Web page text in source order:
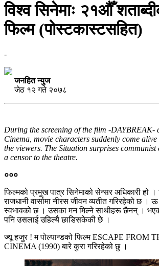
विश्व सिनेमाः २१औँ
फिल्म (पोस्टकास्टसहित)
-
जनहित न्युज
जेठ १२ गते २०७८
During the screening of the film -DAYBREAK-
Cinema, movie characters suddenly come
the viewers. The Situation surprises
a censor to the theatre.
०००
फिल्मको प्रमुख पात्र सिनेमाको सेन्सर अधिकारी हो ।
राजधानी वार्सामा नीरस जीवन व्यतीत गरिरहेको छ
स्वभावको छ । उसका मन मिल्ने साथीहरू छैनन् ।
पनि उसलाई उहिल्यै छाडिसकेकी छे ।
ज्यू हजुर ! म पोल्यान्डको फिल्म ESCAPE FROM
CINEMA (1990) बारे कुरा गरिरहेको छु ।